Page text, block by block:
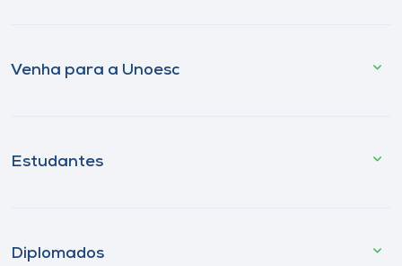
Venha para a Unoesc
Estudantes
Diplomados